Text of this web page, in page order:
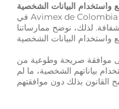
واستخدام البيانات الشخصية
في Avimex de Colombia S.A.S نعترف بأهمية جمع واستخدام
لذلك، نوضح ممارساتنا
صريحة وطوعية من
بياناتهم الشخصية، ما لم